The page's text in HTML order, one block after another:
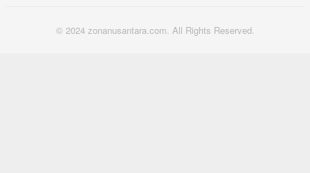
© 2024 zonanusantara.com. All Rights Reserved.